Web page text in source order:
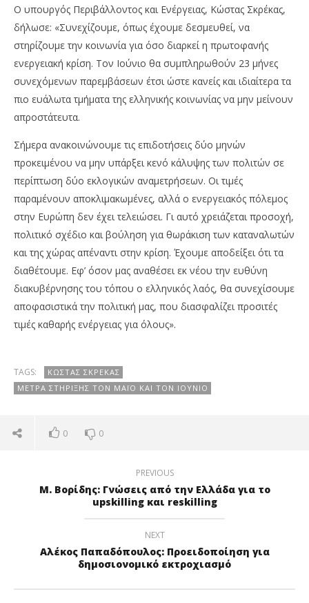
Ο υπουργός Περιβάλλοντος και Ενέργειας, Κώστας Σκρέκας,
δήλωσε: «Συνεχίζουμε, όπως έχουμε δεσμευθεί, να
στηρίζουμε την κοινωνία για όσο διαρκεί η πρωτοφανής
ενεργειακή κρίση. Τον Ιούνιο θα συμπληρωθούν 23 μήνες
συνεχόμενων παρεμβάσεων έτσι ώστε κανείς και ιδιαίτερα τα
πιο ευάλωτα τμήματα της ελληνικής κοινωνίας να μην μείνουν
απροστάτευτα.
Σήμερα ανακοινώνουμε τις επιδοτήσεις δύο μηνών
προκειμένου να μην υπάρξει κενό κάλυψης των πολιτών σε
περίπτωση δύο εκλογικών αναμετρήσεων. Οι τιμές
παραμένουν αποκλιμακωμένες, αλλά ο ενεργειακός πόλεμος
στην Ευρώπη δεν έχει τελειώσει. Γι αυτό χρειάζεται προσοχή,
πολιτικό σχέδιο και βούληση για θωράκιση των καταναλωτών
και της χώρας απέναντι στην κρίση. Έχουμε αποδείξει ότι τα
διαθέτουμε. Εφ’ όσον μας αναθέσει εκ νέου την ευθύνη
διακυβέρνησης του τόπου ο ελληνικός λαός, θα συνεχίσουμε
αποφασιστικά την πολιτική μας, που διασφαλίζει προσιτές
τιμές καθαρής ενέργειας για όλους».
TAGS:
ΚΏΣΤΑΣ ΣΚΡΈΚΑΣ
ΜΈΤΡΑ ΣΤΉΡΙΞΗΣ ΤΟΝ ΜΆΙΟ ΚΑΙ ΤΟΝ ΙΟΎΝΙΟ
0 0
PREVIOUS
Μ. Βορίδης: Γνώσεις από την Ελλάδα για το
upskilling και reskilling
NEXT
Αλέκος Παπαδόπουλος: Προειδοποίηση για
δημοσιονομικό εκτροχιασμό